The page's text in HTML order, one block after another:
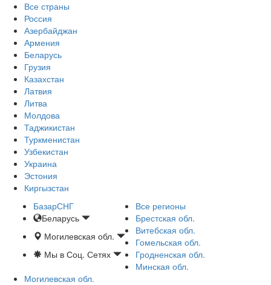
Все страны
Россия
Азербайджан
Армения
Беларусь
Грузия
Казахстан
Латвия
Литва
Молдова
Таджикистан
Туркменистан
Узбекистан
Украина
Эстония
Киргызстан
БазарСНГ
Беларусь
Могилевская обл.
Мы в Соц. Сетях
Все регионы
Брестская обл.
Витебская обл.
Гомельская обл.
Гродненская обл.
Минская обл.
Могилевская обл.